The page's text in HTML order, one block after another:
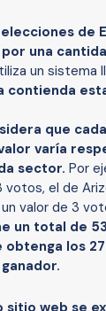
de
una
un sistema
contienda
que
varía
sector. Por
el de
valor de 3
un total de
los
sitio web se